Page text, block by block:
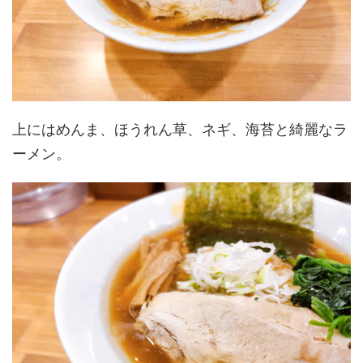
上にはめんま、ほうれん草、ネギ、海苔と綺麗なラ
ーメン。